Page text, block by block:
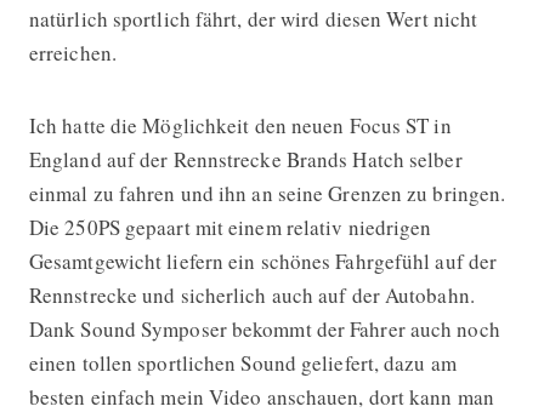
natürlich sportlich fährt, der wird diesen Wert nicht
erreichen.
Ich hatte die Möglichkeit den neuen Focus ST in
England auf der Rennstrecke Brands Hatch selber
einmal zu fahren und ihn an seine Grenzen zu bringen.
Die 250PS gepaart mit einem relativ niedrigen
Gesamtgewicht liefern ein schönes Fahrgefühl auf der
Rennstrecke und sicherlich auch auf der Autobahn.
Dank Sound Symposer bekommt der Fahrer auch noch
einen tollen sportlichen Sound geliefert, dazu am
besten einfach mein Video anschauen, dort kann man